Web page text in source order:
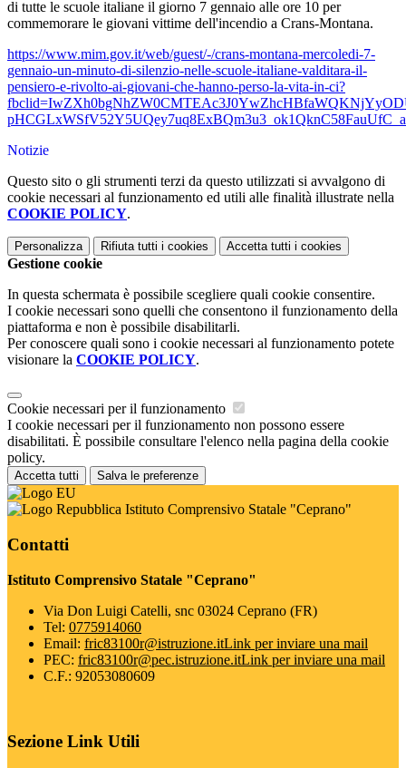
di tutte le scuole italiane il giorno 7 gennaio alle ore 10 per
commemorare le giovani vittime dell'incendio a Crans-Montana.
https://www.mim.gov.it/web/guest/-/crans-montana-mercoledi-7-
gennaio-un-minuto-di-silenzio-nelle-scuole-italiane-valditara-il-
pensiero-e-rivolto-ai-giovani-che-hanno-perso-la-vita-in-ci?
Notizie
Questo sito o gli strumenti terzi da questo utilizzati si avvalgono di
cookie necessari al funzionamento ed utili alle finalità illustrate nella
COOKIE POLICY.
Personalizza Rifiuta tutti i cookies Accetta tutti i cookies
Gestione cookie
In questa schermata è possibile scegliere quali cookie consentire.
I cookie necessari sono quelli che consentono il funzionamento della
piattaforma e non è possibile disabilitarli.
Per conoscere quali sono i cookie necessari al funzionamento potete
visionare la COOKIE POLICY.
Cookie necessari per il funzionamento
I cookie necessari per il funzionamento non possono essere
disabilitati. È possibile consultare l'elenco nella pagina della cookie
policy.
Accetta tutti Salva le preferenze
Istituto Comprensivo Statale "Ceprano"
Contatti
Istituto Comprensivo Statale "Ceprano"
Via Don Luigi Catelli, snc 03024 Ceprano (FR)
Tel: 0775914060
Email: fric83100r@istruzione.itLink per inviare una mail
PEC: fric83100r@pec.istruzione.itLink per inviare una mail
C.F.: 92053080609
Sezione Link Utili